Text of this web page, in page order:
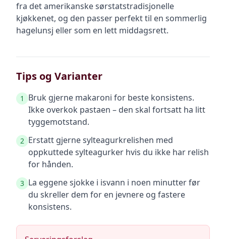
fra det amerikanske sørstatstradisjonelle
kjøkkenet, og den passer perfekt til en sommerlig
hagelunsj eller som en lett middagsrett.
Tips og Varianter
1
Bruk gjerne makaroni for beste konsistens.
Ikke overkok pastaen – den skal fortsatt ha litt
tyggemotstand.
2 Erstatt gjerne sylteagurkrelishen med
oppkuttede sylteagurker hvis du ikke har relish
for hånden.
3 La eggene sjokke i isvann i noen minutter før
du skreller dem for en jevnere og fastere
konsistens.